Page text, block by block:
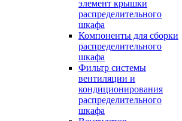
элемент крышки
распределительного
шкафа
Компоненты для сборки
распределительного
шкафа
Фильтр системы
вентиляции и
кондиционирования
распределительного
шкафа